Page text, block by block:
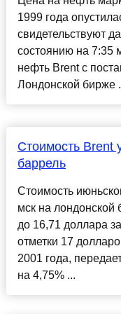
1999 года
свидетельствуют
состоянию на 7:35
нефть Brent с
Лондонской бирже
Стоимость Brent
баррель
Стоимость
мск на лондонской
до 16,71 доллара
отметки 17
2001 года,
на 4,75% ...